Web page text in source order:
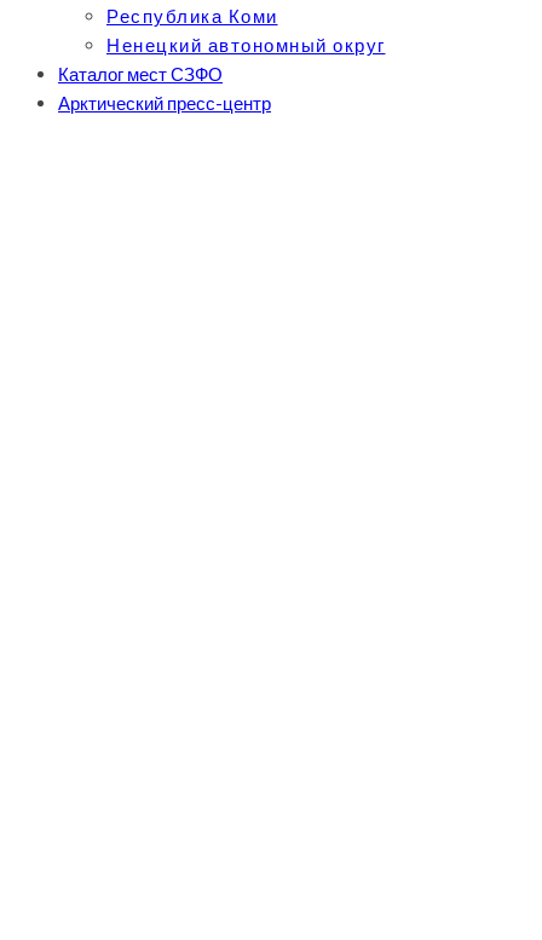
Республика Коми
Ненецкий автономный округ
Каталог мест СЗФО
Арктический пресс-центр